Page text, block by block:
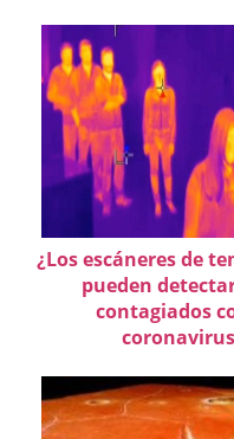
¿Los escáneres de
pueden
contagiados